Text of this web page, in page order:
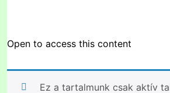
Open to access this content
Ez a tartalmunk csak aktív